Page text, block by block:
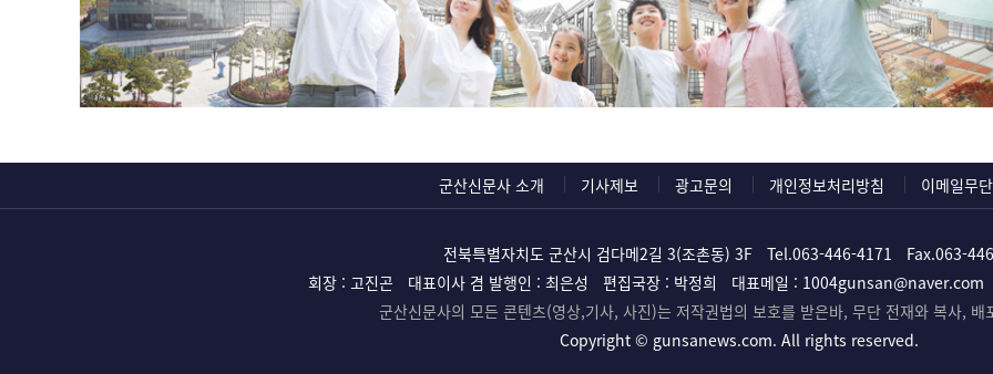
군산신문사 소개 기사제보 광고문의 개인정보처리방침 이메일무
전북특별자치도 군산시 검다메2길 3(조촌동) 3F Tel.063-446-4171
Fax.063-
회장 : 고진곤
대표이사 겸 발행인 : 최은성 편집국장 : 박정희 대표메일 : 1004gunsan@naver.com
군산신문사의 모든 콘텐츠(영상,기사, 사진)는 저작권법의 보호를 받은바, 무단 전재와 복사, 배
Copyright © gunsanews.com. All rights reserved.